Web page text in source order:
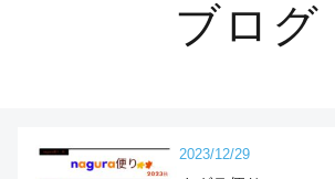
ブログ
2023/12/29